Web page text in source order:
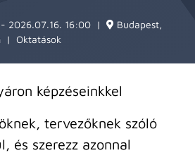
2026.07.16. 16:00 |
Budapest,
| Oktatások
képzéseinkkel
tervezőknek szóló
és szerezz azonnal